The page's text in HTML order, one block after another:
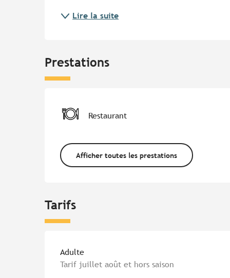
Lire la suite
Prestations
Restaurant
Afficher toutes les prestations
Tarifs
Tarifs 2026
Adulte
Tarif juillet août et hors saison